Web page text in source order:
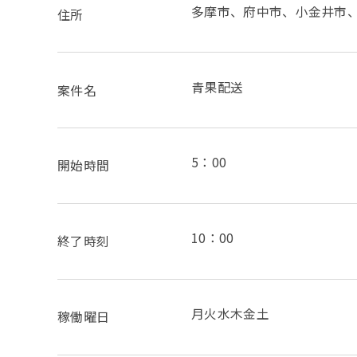
住所 多摩市、府中市、小金井市
案件名 青果配送
開始時間 5：00
終了時刻 10：00
稼働曜日 月火水木金土